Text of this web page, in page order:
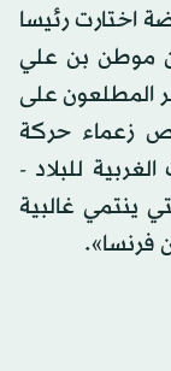
اختارت رئيسا
2011 مهندسا من موطن بن علي
المطلعون على
زعماء حركة
للبلاد -
ينتمي غالبية
فرنسا».